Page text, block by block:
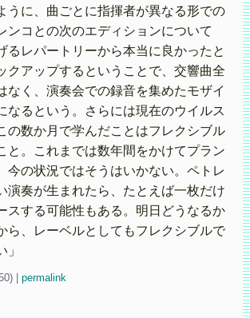
うに、曲ごとに指揮者が異なる形での
ンコとの次のエディションについて
るレパートリーから本当に良かったと
クアップするということで、交響曲全
なく、演奏会での録音を集めたモザイ
なるという。さらには現在のウイルス
の数か月で学んだことはフレクシブル
と。これまでは数年間をかけてプラン
今の状況ではそうはいかない。ペトレ
演奏が生まれたら、たとえば一枚だけ
スする可能性もある。明日どうなるか
ら、レーベルとしてもフレクシブルで
permalink